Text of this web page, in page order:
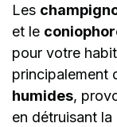
Les
et le
pour votre
principalement
humides,
en détruisant la